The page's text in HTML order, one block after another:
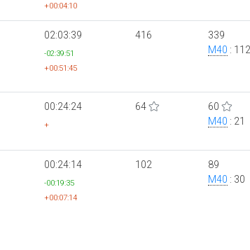
+00:04:10
02:03:39
-02:39:51
+00:51:45
416
339
M40 : 112
00:24:24
+
64
60
M40 : 21
00:24:14
-00:19:35
+00:07:14
102
89
M40 : 30